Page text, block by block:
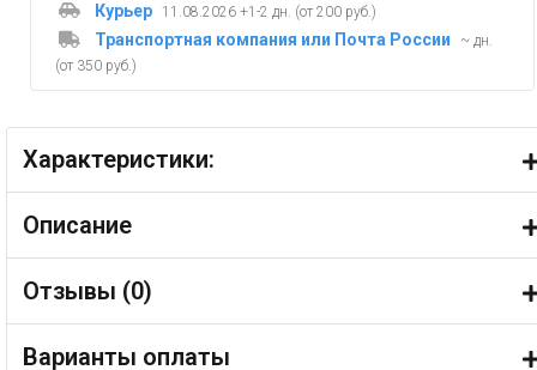
Курьер 11.08.2026 +1-2 дн. (от 200 руб.)
Транспортная компания или Почта России
~ дн.
(от 350 руб.)
Характеристики:
Описание
Отзывы (0)
Варианты оплаты